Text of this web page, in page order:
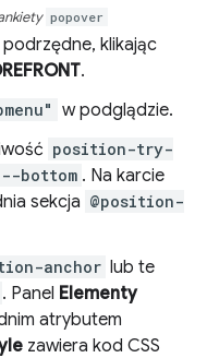
popover
klikając
.
w podglądzie.
position-try-
--bottom . Na karcie
sekcja @position-
anchor lub te
. Panel Elementy
atrybutem
zawiera kod CSS